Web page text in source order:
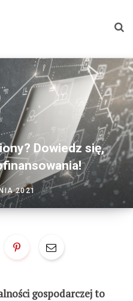
Dowiedz się,
2021
gospodarczej to